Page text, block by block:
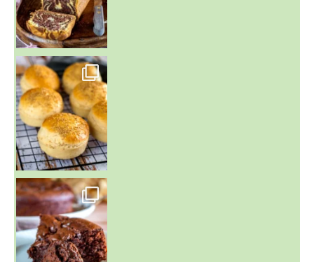
~ BUNS MAISON ~
Un peu de boulange par ici au
~ GÂTEAU FONDANT CHOCO NOISETTE ~
C'est lundi